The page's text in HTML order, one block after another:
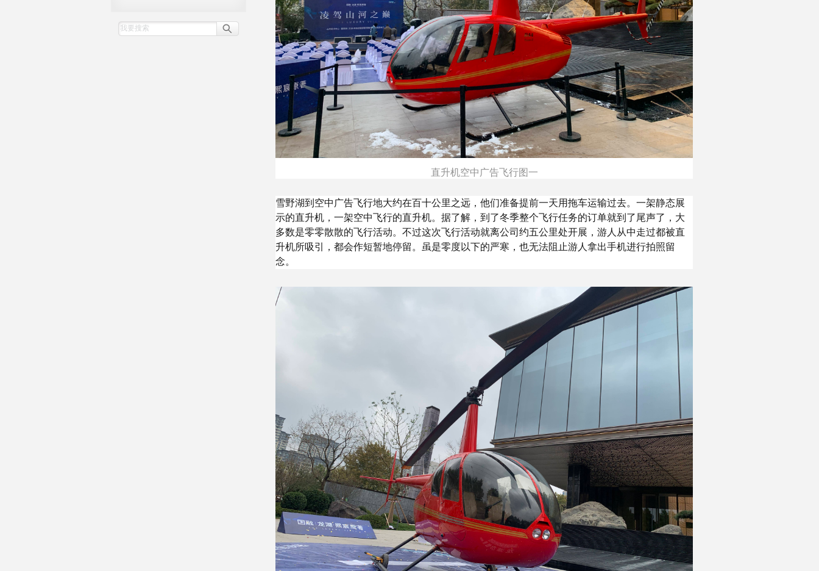
直升机空中广告飞行图一
雪野湖到空中广告飞行地大约在百十公里之远，他们准备提前一天用拖车运输过去。一架静态展
示的直升机，一架空中飞行的直升机。据了解，到了冬季整个飞行任务的订单就到了尾声了，大
多数是零零散散的飞行活动。不过这次飞行活动就离公司约五公里处开展，游人从中走过都被直
升机所吸引，都会作短暂地停留。虽是零度以下的严寒，也无法阻止游人拿出手机进行拍照留
念。